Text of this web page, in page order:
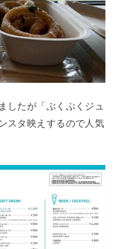
したが「ぶくぶくジュ
スタ映えするので人気